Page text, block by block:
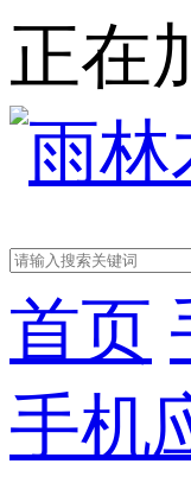
正在
首页
手机